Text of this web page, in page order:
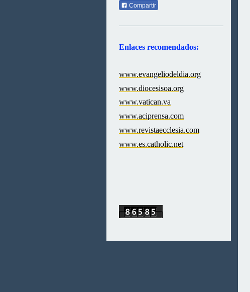
Compartir
Enlaces recomendados:
www.evangeliodeldia.org
www.diocesisoa.org
www.vatican.va
www.aciprensa.com
www.revistaecclesia.com
www.es.catholic.net